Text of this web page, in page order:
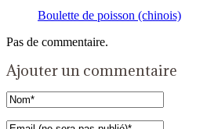
Boulette de poisson (chinois)
Pas de commentaire.
Ajouter un commentaire